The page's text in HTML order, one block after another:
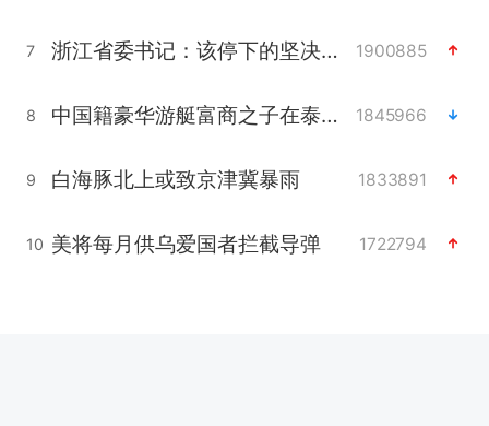
7 浙江省委书记：该停下的坚决停下来 1900885
8 中国籍豪华游艇富商之子在泰国被杀 1845966
9 白海豚北上或致京津冀暴雨 1833891
10 美将每月供乌爱国者拦截导弹 1722794